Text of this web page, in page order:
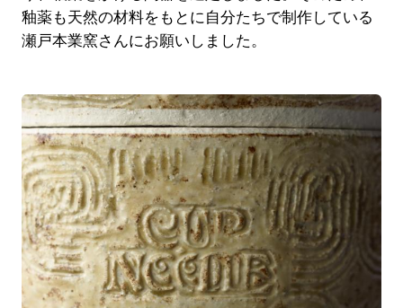
釉薬も天然の材料をもとに自分たちで制作している
瀬戸本業窯さんにお願いしました。